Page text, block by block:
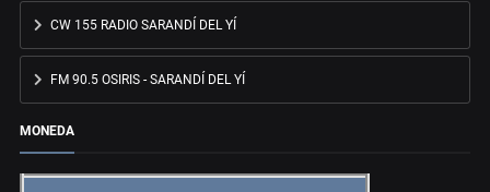
CW 155 RADIO SARANDÍ DEL YÍ
FM 90.5 OSIRIS - SARANDÍ DEL YÍ
MONEDA